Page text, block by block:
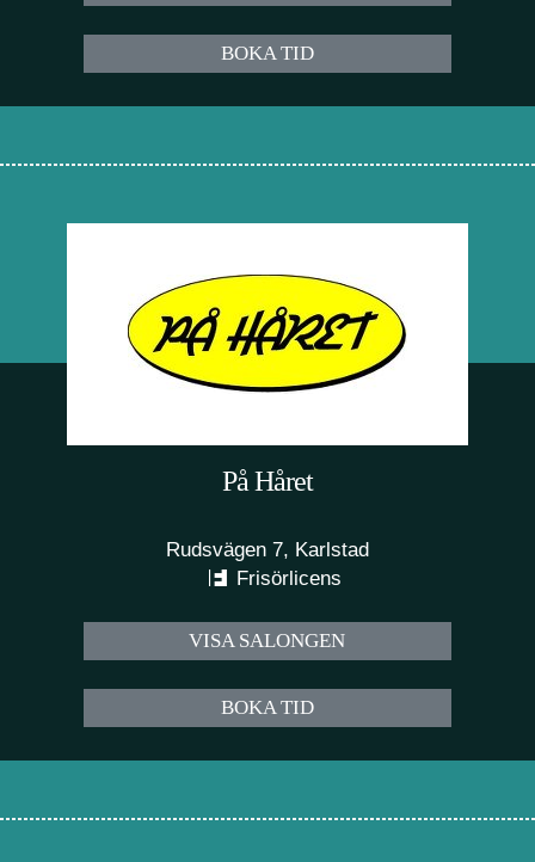
BOKA TID
På Håret
Rudsvägen 7, Karlstad
Frisörlicens
VISA SALONGEN
BOKA TID